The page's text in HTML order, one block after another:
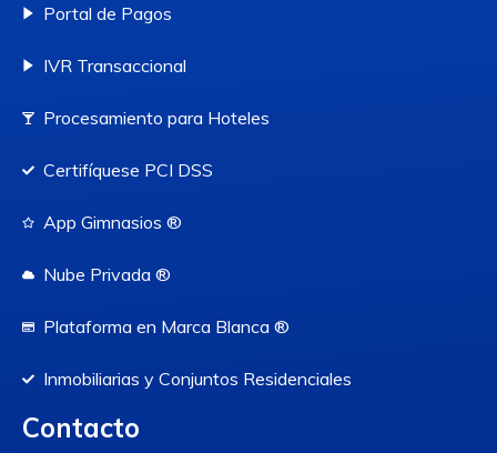
Portal de Pagos
IVR Transaccional
Procesamiento para Hoteles
Certifíquese PCI DSS
App Gimnasios ®
Nube Privada ®
Plataforma en Marca Blanca ®
Inmobiliarias y Conjuntos Residenciales
Contacto